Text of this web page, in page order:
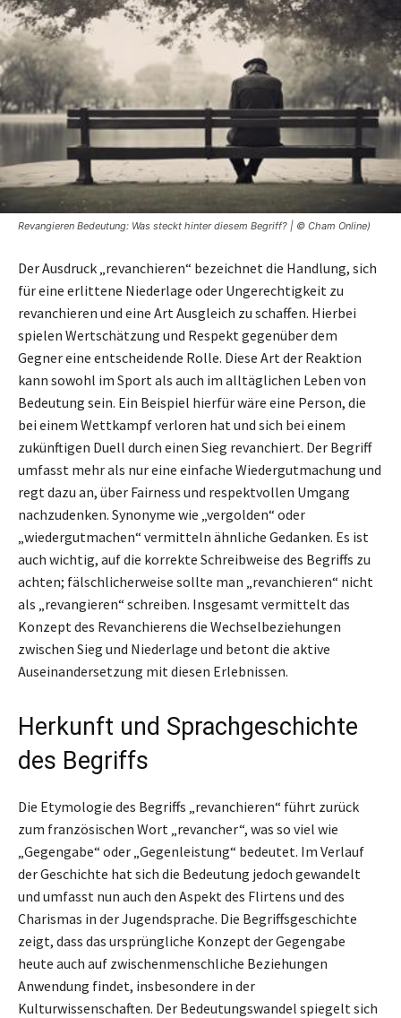
Revangieren Bedeutung: Was steckt hinter diesem Begriff? | © Cham Online)
Der Ausdruck „revanchieren“ bezeichnet die Handlung, sich
für eine erlittene Niederlage oder Ungerechtigkeit zu
revanchieren und eine Art Ausgleich zu schaffen. Hierbei
spielen Wertschätzung und Respekt gegenüber dem
Gegner eine entscheidende Rolle. Diese Art der Reaktion
kann sowohl im Sport als auch im alltäglichen Leben von
Bedeutung sein. Ein Beispiel hierfür wäre eine Person, die
bei einem Wettkampf verloren hat und sich bei einem
zukünftigen Duell durch einen Sieg revanchiert. Der Begriff
umfasst mehr als nur eine einfache Wiedergutmachung und
regt dazu an, über Fairness und respektvollen Umgang
nachzudenken. Synonyme wie „vergolden“ oder
„wiedergutmachen“ vermitteln ähnliche Gedanken. Es ist
auch wichtig, auf die korrekte Schreibweise des Begriffs zu
achten; fälschlicherweise sollte man „revanchieren“ nicht
als „revangieren“ schreiben. Insgesamt vermittelt das
Konzept des Revanchierens die Wechselbeziehungen
zwischen Sieg und Niederlage und betont die aktive
Auseinandersetzung mit diesen Erlebnissen.
Herkunft und Sprachgeschichte
des Begriffs
Die Etymologie des Begriffs „revanchieren“ führt zurück
zum französischen Wort „revancher“, was so viel wie
„Gegengabe“ oder „Gegenleistung“ bedeutet. Im Verlauf
der Geschichte hat sich die Bedeutung jedoch gewandelt
und umfasst nun auch den Aspekt des Flirtens und des
Charismas in der Jugendsprache. Die Begriffsgeschichte
zeigt, dass das ursprüngliche Konzept der Gegengabe
heute auch auf zwischenmenschliche Beziehungen
Anwendung findet, insbesondere in der
Kulturwissenschaften. Der Bedeutungswandel spiegelt sich